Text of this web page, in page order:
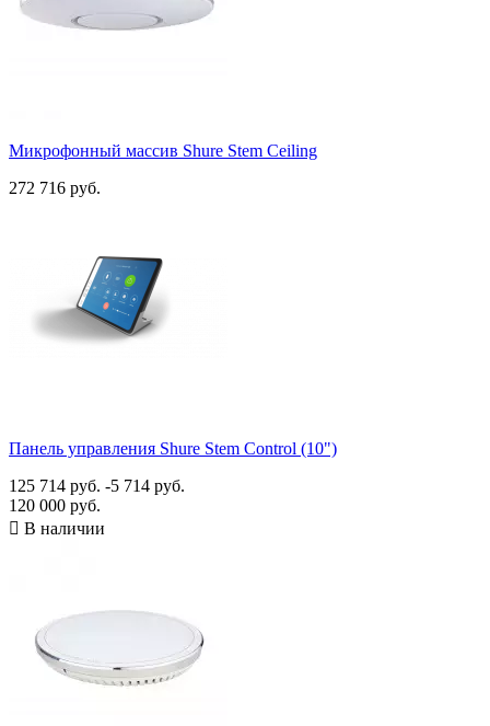
Микрофонный массив Shure Stem Ceiling
272 716 руб.
Панель управления Shure Stem Control (10")
125 714 руб. -5 714 руб.
120 000 руб.
 В наличии